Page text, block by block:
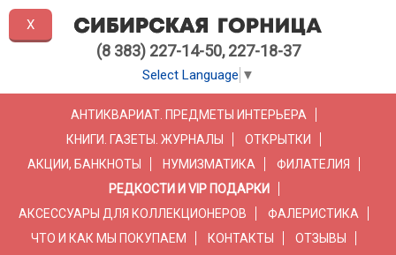
(8 383) 227-14-50, 227-18-37
Select Language ▼
АНТИКВАРИАТ. ПРЕДМЕТЫ ИНТЕРЬЕРА
КНИГИ. ГАЗЕТЫ. ЖУРНАЛЫ
ОТКРЫТКИ
АКЦИИ, БАНКНОТЫ
НУМИЗМАТИКА
ФИЛАТЕЛИЯ
РЕДКОСТИ И VIP ПОДАРКИ
АКСЕССУАРЫ ДЛЯ КОЛЛЕКЦИОНЕРОВ
ФАЛЕРИСТИКА
ЧТО И КАК МЫ ПОКУПАЕМ
КОНТАКТЫ
ОТЗЫВЫ
X